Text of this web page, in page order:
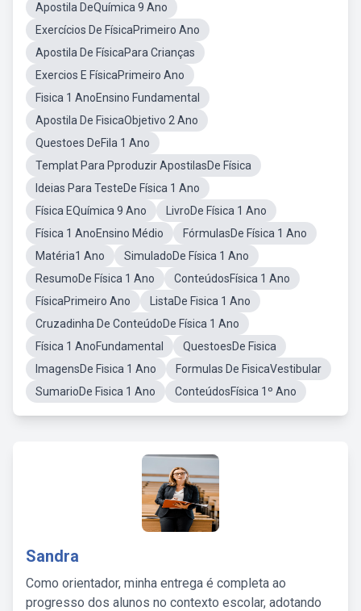
Apostila DeQuímica 9 Ano
Exercícios De FísicaPrimeiro Ano
Apostila De FísicaPara Crianças
Exercios E FísicaPrimeiro Ano
Fisica 1 AnoEnsino Fundamental
Apostila De FisicaObjetivo 2 Ano
Questoes DeFila 1 Ano
Templat Para Pproduzir ApostilasDe Física
Ideias Para TesteDe Física 1 Ano
Física EQuímica 9 Ano
LivroDe Física 1 Ano
Física 1 AnoEnsino Médio
FórmulasDe Física 1 Ano
Matéria1 Ano
SimuladoDe Física 1 Ano
ResumoDe Física 1 Ano
ConteúdosFísica 1 Ano
FísicaPrimeiro Ano
ListaDe Fisica 1 Ano
Cruzadinha De ConteúdoDe Física 1 Ano
Física 1 AnoFundamental
QuestoesDe Fisica
ImagensDe Fisica 1 Ano
Formulas De FisicaVestibular
SumarioDe Fisica 1 Ano
ConteúdosFísica 1º Ano
Sandra
Como orientador, minha entrega é completa ao
progresso dos alunos no contexto escolar, adotando